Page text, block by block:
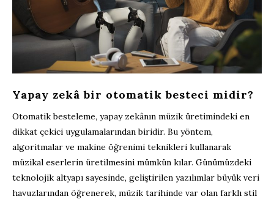
Yapay zekâ bir otomatik besteci midir?
Otomatik besteleme, yapay zekânın müzik üretimindeki en
dikkat çekici uygulamalarından biridir. Bu yöntem,
algoritmalar ve makine öğrenimi teknikleri kullanarak
müzikal eserlerin üretilmesini mümkün kılar. Günümüzdeki
teknolojik altyapı sayesinde, geliştirilen yazılımlar büyük veri
havuzlarından öğrenerek, müzik tarihinde var olan farklı stil